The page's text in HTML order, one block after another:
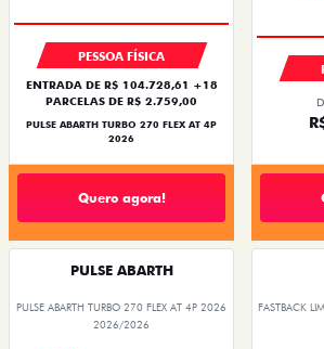
PESSOA FÍSICA
ENTRADA DE R$ 104.728,61 +18
PARCELAS DE R$ 2.759,00
PULSE ABARTH TURBO 270 FLEX AT 4P
2026
Quero agora!
PULSE ABARTH
PULSE ABARTH TURBO 270 FLEX AT 4P 2026
2026/2026
FASTBACK